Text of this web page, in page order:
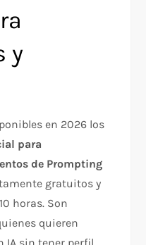
y
en 2026 los
para
de Prompting
gratuitos y
horas. Son
quieren